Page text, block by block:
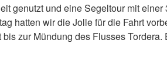
genutzt und eine Segeltour mit
hatten wir die Jolle für die Fahrt
zur Mündung des Flusses